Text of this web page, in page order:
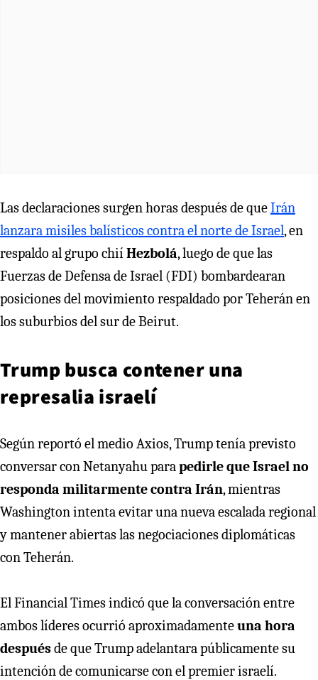
Las declaraciones surgen horas después de queIrán
lanzara misiles balísticos contra el norte de Israel, en
respaldo al grupo chií Hezbolá, luego de que las
Fuerzas de Defensa de Israel (FDI) bombardearan
posiciones del movimiento respaldado por Teherán en
los suburbios del sur de Beirut.
Trump busca contener una
represalia israelí
Según reportó el medio Axios, Trump tenía previsto
conversar con Netanyahu parapedirle que Israel no
responda militarmente contra Irán, mientras
Washington intenta evitar una nueva escalada regional
y mantener abiertas las negociaciones diplomáticas
con Teherán.
El Financial Times indicó que la conversación entre
ambos líderes ocurrió aproximadamenteuna hora
despuésde que Trump adelantara públicamente su
intención de comunicarse con el premier israelí.